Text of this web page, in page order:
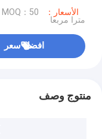
الأسعار：USD250-USD480 per square meter MOQ：50
مترا مربعا
افضل سعر
منتوج وصف